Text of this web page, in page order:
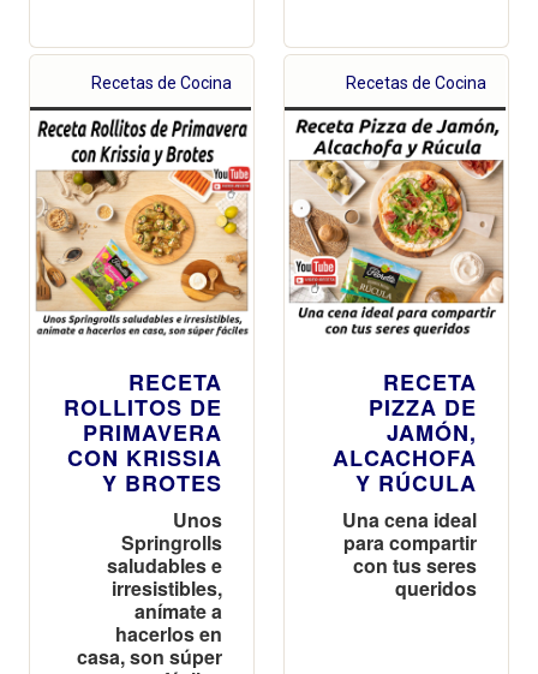
Recetas de Cocina
RECETA
ROLLITOS DE
PRIMAVERA
CON KRISSIA
Y BROTES
Unos
Springrolls
saludables e
irresistibles,
anímate a
hacerlos en
casa, son súper
Recetas de Cocina
RECETA
PIZZA DE
JAMÓN,
ALCACHOFA
Y RÚCULA
Una cena ideal
para compartir
con tus seres
queridos